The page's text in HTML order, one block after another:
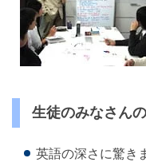
生徒のみなさん
英語の深さに驚き